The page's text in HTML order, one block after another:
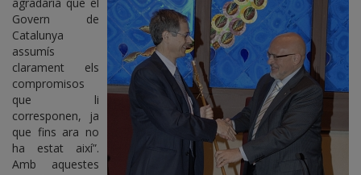
Govern de
Catalunya
assumís
clarament els
compromisos
que li
corresponen, ja
que fins ara no
ha estat així”.
Amb aquestes